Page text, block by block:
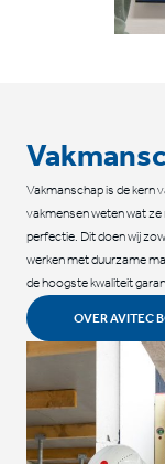
Vakmanschap is de kern
vakmensen weten wat
perfectie. Dit doen wij
werken met duurzame
de hoogste kwaliteit
OVER AVITEC